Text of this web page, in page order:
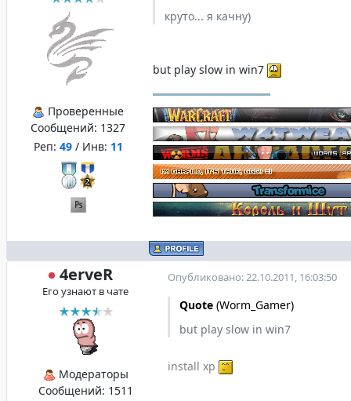
Проверенные
Сообщений: 1327
Реп: 49/ Инв: 11
круто... я качну)
but play slow in win7
4erveR
Его узнают в чате
Модераторы
Сообщений: 1511
Опубликовано: 22.10.2011, 16:03:50
Quote (Worm_Gamer)
but play slow in win7
install xp